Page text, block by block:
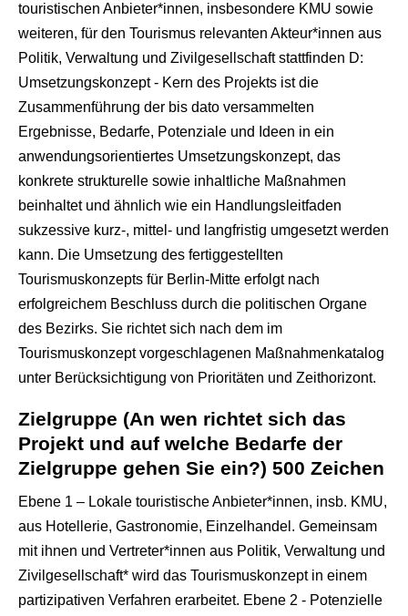
touristischen Anbieter*innen, insbesondere KMU sowie
weiteren, für den Tourismus relevanten Akteur*innen aus
Politik, Verwaltung und Zivilgesellschaft stattfinden D:
Umsetzungskonzept - Kern des Projekts ist die
Zusammenführung der bis dato versammelten
Ergebnisse, Bedarfe, Potenziale und Ideen in ein
anwendungsorientiertes Umsetzungskonzept, das
konkrete strukturelle sowie inhaltliche Maßnahmen
beinhaltet und ähnlich wie ein Handlungsleitfaden
sukzessive kurz-, mittel- und langfristig umgesetzt werden
kann. Die Umsetzung des fertiggestellten
Tourismuskonzepts für Berlin-Mitte erfolgt nach
erfolgreichem Beschluss durch die politischen Organe
des Bezirks. Sie richtet sich nach dem im
Tourismuskonzept vorgeschlagenen Maßnahmenkatalog
unter Berücksichtigung von Prioritäten und Zeithorizont.
Zielgruppe (An wen richtet sich das
Projekt und auf welche Bedarfe der
Zielgruppe gehen Sie ein?) 500 Zeichen
Ebene 1 – Lokale touristische Anbieter*innen, insb. KMU,
aus Hotellerie, Gastronomie, Einzelhandel. Gemeinsam
mit ihnen und Vertreter*innen aus Politik, Verwaltung und
Zivilgesellschaft* wird das Tourismuskonzept in einem
partizipativen Verfahren erarbeitet. Ebene 2 - Potenzielle